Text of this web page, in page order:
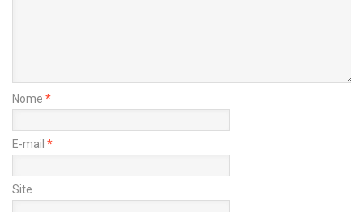
Nome *
E-mail *
Site